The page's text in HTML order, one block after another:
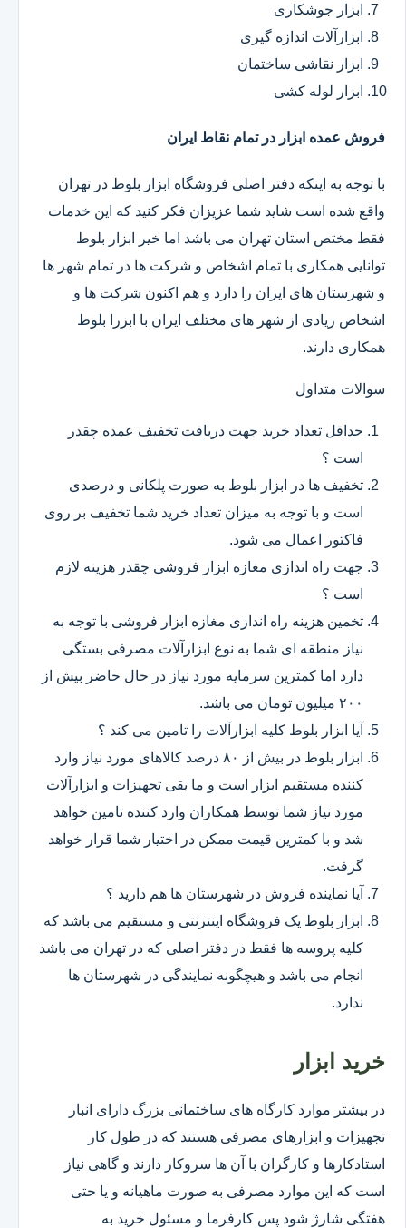
ابزار جوشکاری
ابزارآلات اندازه گیری
ابزار نقاشی ساختمان
ابزار لوله کشی
فروش عمده ابزار در تمام نقاط ایران
با توجه به اینکه دفتر اصلی فروشگاه ابزار بلوط در تهران
واقع شده است شاید شما عزیزان فکر کنید که این خدمات
فقط مختص استان تهران می باشد اما خیر ابزار بلوط
توانایی همکاری با تمام اشخاص و شرکت ها در تمام شهر ها
و شهرستان های ایران را دارد و هم اکنون شرکت ها و
اشخاص زیادی از شهر های مختلف ایران با ابزرا بلوط
همکاری دارند.
سوالات متداول
حداقل تعداد خرید جهت دریافت تخفیف عمده چقدر
است ؟
تخفیف ها در ابزار بلوط به صورت پلکانی و درصدی
است و با توجه به میزان تعداد خرید شما تخفیف بر روی
فاکتور اعمال می شود.
جهت راه اندازی مغازه ابزار فروشی چقدر هزینه لازم
است ؟
تخمین هزینه راه اندازی مغازه ابزار فروشی با توجه به
نیاز منطقه ای شما به نوع ابزارآلات مصرفی بستگی
دارد اما کمترین سرمایه مورد نیاز در حال حاضر بیش از
۲۰۰ میلیون تومان می باشد.
آیا ابزار بلوط کلیه ابزارآلات را تامین می کند ؟
ابزار بلوط در بیش از ۸۰ درصد کالاهای مورد نیاز وارد
کننده مستقیم ابزار است و ما بقی تجهیزات و ابزارآلات
مورد نیاز شما توسط همکاران وارد کننده تامین خواهد
شد و با کمترین قیمت ممکن در اختیار شما قرار خواهد
گرفت.
آیا نماینده فروش در شهرستان ها هم دارید ؟
ابزار بلوط یک فروشگاه اینترنتی و مستقیم می باشد که
کلیه پروسه ها فقط در دفتر اصلی که در تهران می باشد
انجام می باشد و هیچگونه نمایندگی در شهرستان ها
ندارد.
خرید ابزار
در بیشتر موارد کارگاه های ساختمانی بزرگ دارای انبار
تجهیزات و ابزارهای مصرفی هستند که در طول کار
استادکارها و کارگران با آن ها سروکار دارند و گاهی نیاز
است که این موارد مصرفی به صورت ماهیانه و یا حتی
هفتگی شارژ شود پس کارفرما و مسئول خرید به